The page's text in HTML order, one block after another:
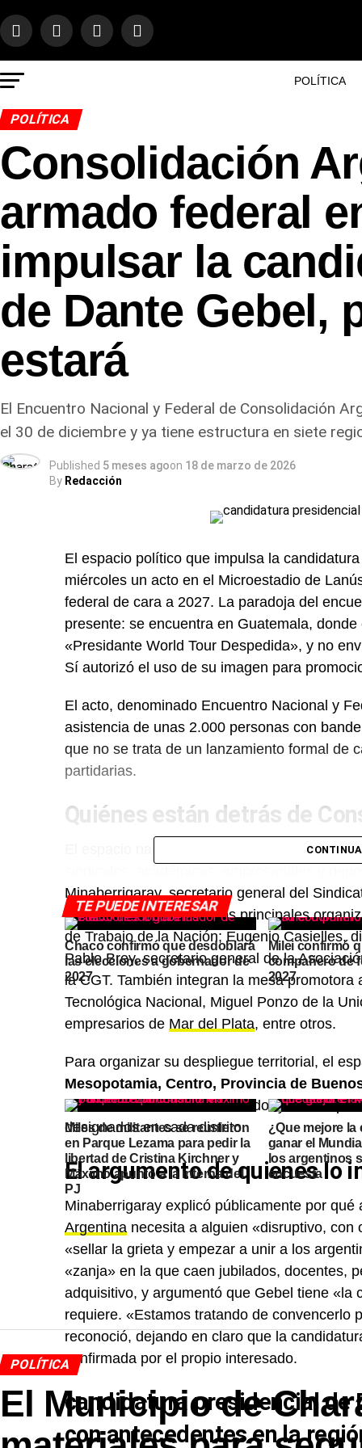
POLÍTICA
POLÍTICA
Consolidación
armado federal
impulsar la
de Dante Gebel,
estará
El Encuentro Nacional y Federal de Consolidación
el 30 de diciembre y ya tiene estructura en siete
Published 5 meses agoon 18 de marzo de 2026
By Redacción
El espacio político que impulsa la
miércoles un acto en el Microestadio de
federal de cara a 2027. La paradoja del
presente: se encuentra en Guatemala,
«Presidante World Tour Despedida», y no
Sí autorizó el uso de su imagen para
El acto, denominado Encuentro Nacional y
asistencia de unas 2.000 personas con
que no se trata de un lanzamiento formal de
partidarias.
Quiénes están detrás de
El espacio nació el 30 de diciembre de
Minaberrigaray, secretario general del
Afines (SETIA), uno de los principales
de Trabajo de la Nación; Eugenio Casielles,
Pablo Brey, secretario general de la
la CGT. También integran la mesa
Tecnológica Nacional, Miguel Ponzo de la
empresarios de Mar del Plata, entre otros.
Para organizar su despliegue territorial, el
Mesopotamia, Centro, Provincia de
Cada una tendrá un coordinador y mesas
designados en cada distrito.
El argumento de quienes lo
Minaberrigaray explicó públicamente por
Argentina necesita a alguien «disruptivo,
«sellar la grieta y empezar a unir a los
«zanja» en la que caen jubilados, docentes,
adquisitivo, y argumentó que Gebel tiene «la
requiere. «Estamos tratando de convencerlo
reconoció, dejando en claro que la
confirmada por el propio interesado.
candidatura presidencial de
con antecedentes en la
TE PUEDE INTERESAR
Chaco confirmó que desdoblará
las elecciones a gobernador de
2027
Milei confirmó
compañero de
2027
Miles de militantes se reunieron
en Parque Lezama para pedir la
libertad de Cristina Kirchner y
Máximo apuntó a la interna del
PJ
¿Que mejore la
ganar el
los argentinos
encuesta
POLÍTICA
El Municipio de